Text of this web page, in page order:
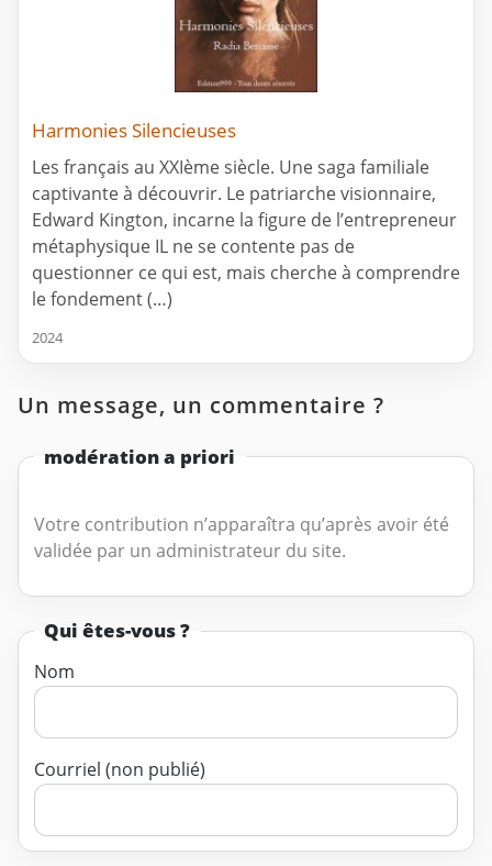
Harmonies Silencieuses
Les français au XXIème siècle. Une saga familiale
captivante à découvrir. Le patriarche visionnaire,
Edward Kington, incarne la figure de l’entrepreneur
métaphysique IL ne se contente pas de
questionner ce qui est, mais cherche à comprendre
le fondement (…)
2024
Un message, un commentaire ?
modération a priori
Votre contribution n’apparaîtra qu’après avoir été
validée par un administrateur du site.
Qui êtes-vous ?
Nom
Courriel (non publié)